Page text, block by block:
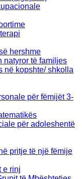
hershme
natyror të familjes
në kopshte/ shkolla
për fëmijët 3-
për adoleshentë
pritje të një fëmije
e rinj